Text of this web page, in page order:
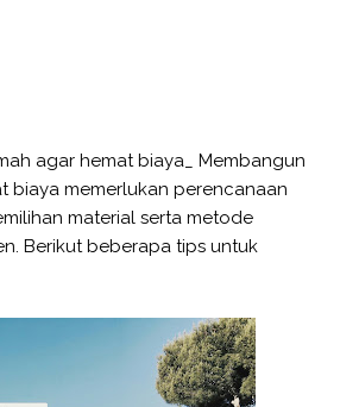
agar hemat biaya_ Membangun
biaya memerlukan perencanaan
material serta metode
Berikut beberapa tips untuk